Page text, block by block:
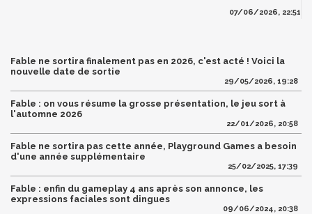
07/06/2026, 22:51
Fable ne sortira finalement pas en 2026, c'est acté ! Voici la
nouvelle date de sortie
29/05/2026, 19:28
Fable : on vous résume la grosse présentation, le jeu sort à
l'automne 2026
22/01/2026, 20:58
Fable ne sortira pas cette année, Playground Games a besoin
d'une année supplémentaire
25/02/2025, 17:39
Fable : enfin du gameplay 4 ans après son annonce, les
expressions faciales sont dingues
09/06/2024, 20:38